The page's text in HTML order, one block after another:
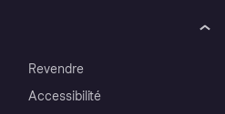
Revendre
Accessibilité